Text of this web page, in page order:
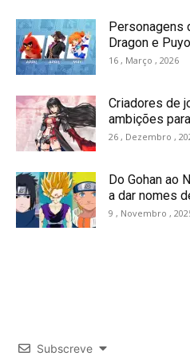
Personagens
Dragon e
16 , Março , 2026
Criadores de
ambições
26 , Dezembro ,
Do Gohan ao
a dar nomes
9 , Novembro ,
Subscreve